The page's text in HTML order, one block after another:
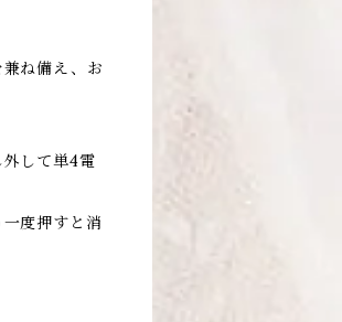
ね備え、お
して単4電
度押すと消